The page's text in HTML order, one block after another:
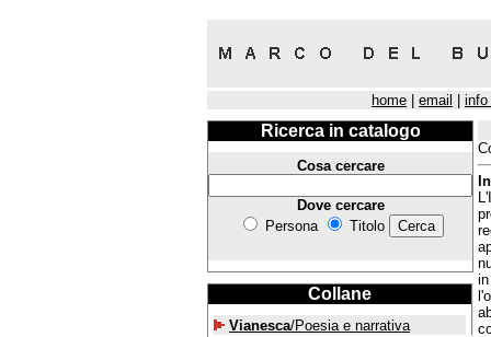
home email info
Ricerca in catalogo
Cosa cercare
Dove cercare
Persona
Titolo
Collane
Vianesca/Poesia e narrativa